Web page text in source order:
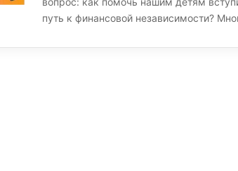
путь к финансовой независимости?